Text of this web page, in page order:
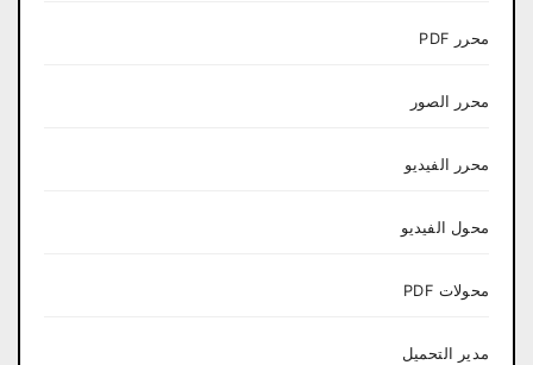
محرر PDF
محرر الصور
محرر الفيديو
محول الفيديو
محولات PDF
مدير التحميل